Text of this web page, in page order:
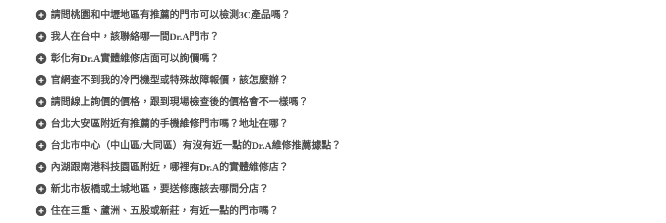
請問桃園和中壢地區有推薦的門市可以檢測3C產品嗎？
我人在台中，該聯絡哪一間Dr.A門市？
彰化有Dr.A實體維修店面可以詢價嗎？
官網查不到我的冷門機型或特殊故障報價，該怎麼辦？
請問線上詢價的價格，跟到現場檢查後的價格會不一樣嗎？
台北大安區附近有推薦的手機維修門市嗎？地址在哪？
台北市中心（中山區/大同區）有沒有近一點的Dr.A維修推薦據點？
內湖跟南港科技園區附近，哪裡有Dr.A的實體維修店？
新北市板橋或土城地區，要送修應該去哪間分店？
住在三重、蘆洲、五股或新莊，有近一點的門市嗎？